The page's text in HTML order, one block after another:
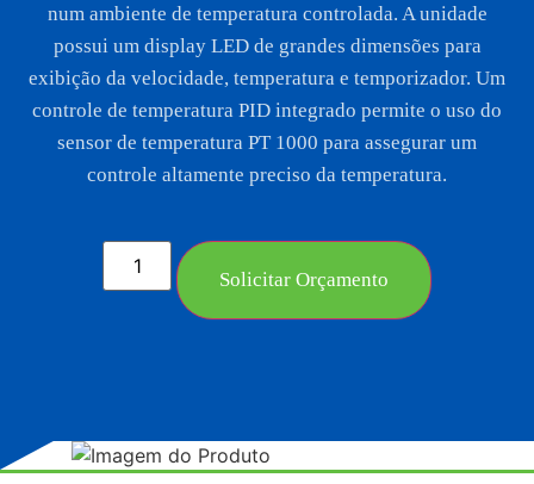
num ambiente de temperatura controlada. A unidade
possui um display LED de grandes dimensões para
exibição da velocidade, temperatura e temporizador. Um
controle de temperatura PID integrado permite o uso do
sensor de temperatura PT 1000 para assegurar um
controle altamente preciso da temperatura.
Solicitar Orçamento